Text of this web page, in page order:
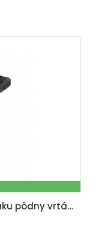
BC-EB100-X-SET L - 20 V IXES aku pôdny vrták + 4Ah batéria + nabíjačka 2,4 A